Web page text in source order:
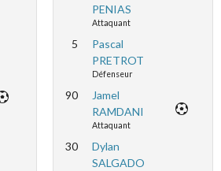
PENIAS
Attaquant
5
Pascal
PRETROT
Défenseur
90
Jamel
RAMDANI
Attaquant
30
Dylan
SALGADO